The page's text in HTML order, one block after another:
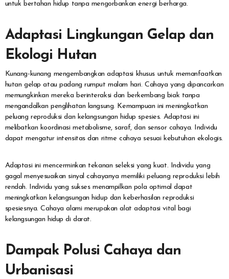
untuk bertahan hidup tanpa mengorbankan energi berharga.
Adaptasi Lingkungan Gelap dan
Ekologi Hutan
Kunang-kunang mengembangkan adaptasi khusus untuk memanfaatkan
hutan gelap atau padang rumput malam hari. Cahaya yang dipancarkan
memungkinkan mereka berinteraksi dan berkembang biak tanpa
mengandalkan penglihatan langsung. Kemampuan ini meningkatkan
peluang reproduksi dan kelangsungan hidup spesies. Adaptasi ini
melibatkan koordinasi metabolisme, saraf, dan sensor cahaya. Individu
dapat mengatur intensitas dan ritme cahaya sesuai kebutuhan ekologis.
Adaptasi ini mencerminkan tekanan seleksi yang kuat. Individu yang
gagal menyesuaikan sinyal cahayanya memiliki peluang reproduksi lebih
rendah. Individu yang sukses menampilkan pola optimal dapat
meningkatkan kelangsungan hidup dan keberhasilan reproduksi
spesiesnya. Cahaya alami merupakan alat adaptasi vital bagi
kelangsungan hidup di darat.
Dampak Polusi Cahaya dan
Urbanisasi